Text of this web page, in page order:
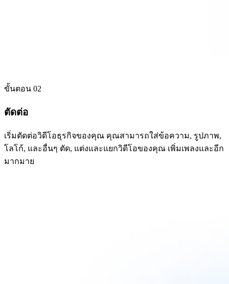
ขั้นตอน 02
ตัดต่อ
เริ่มตัดต่อวิดีโอธุรกิจของคุณ คุณสามารถใส่ข้อความ, รูปภาพ,
โลโก้, และอื่นๆ ตัด, แต่งและแยกวิดีโอของคุณ เพิ่มเพลงและอีก
มากมาย